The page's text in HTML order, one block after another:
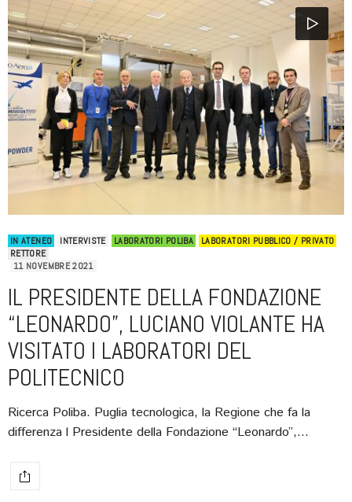
IN ATENEO INTERVISTE LABORATORI POLIBA
LABORATORI PUBBLICO / PRIVATO
RETTORE
11 NOVEMBRE 2021
IL PRESIDENTE DELLA FONDAZIONE
“LEONARDO”, LUCIANO VIOLANTE HA
VISITATO I LABORATORI DEL
POLITECNICO
Ricerca Poliba. Puglia tecnologica, la Regione che fa la
differenza l Presidente della Fondazione “Leonardo”,…